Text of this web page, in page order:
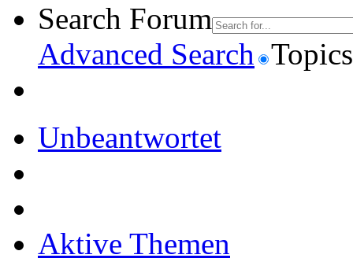
Search Forum
Advanced Search Topics
Unbeantwortet
Aktive Themen